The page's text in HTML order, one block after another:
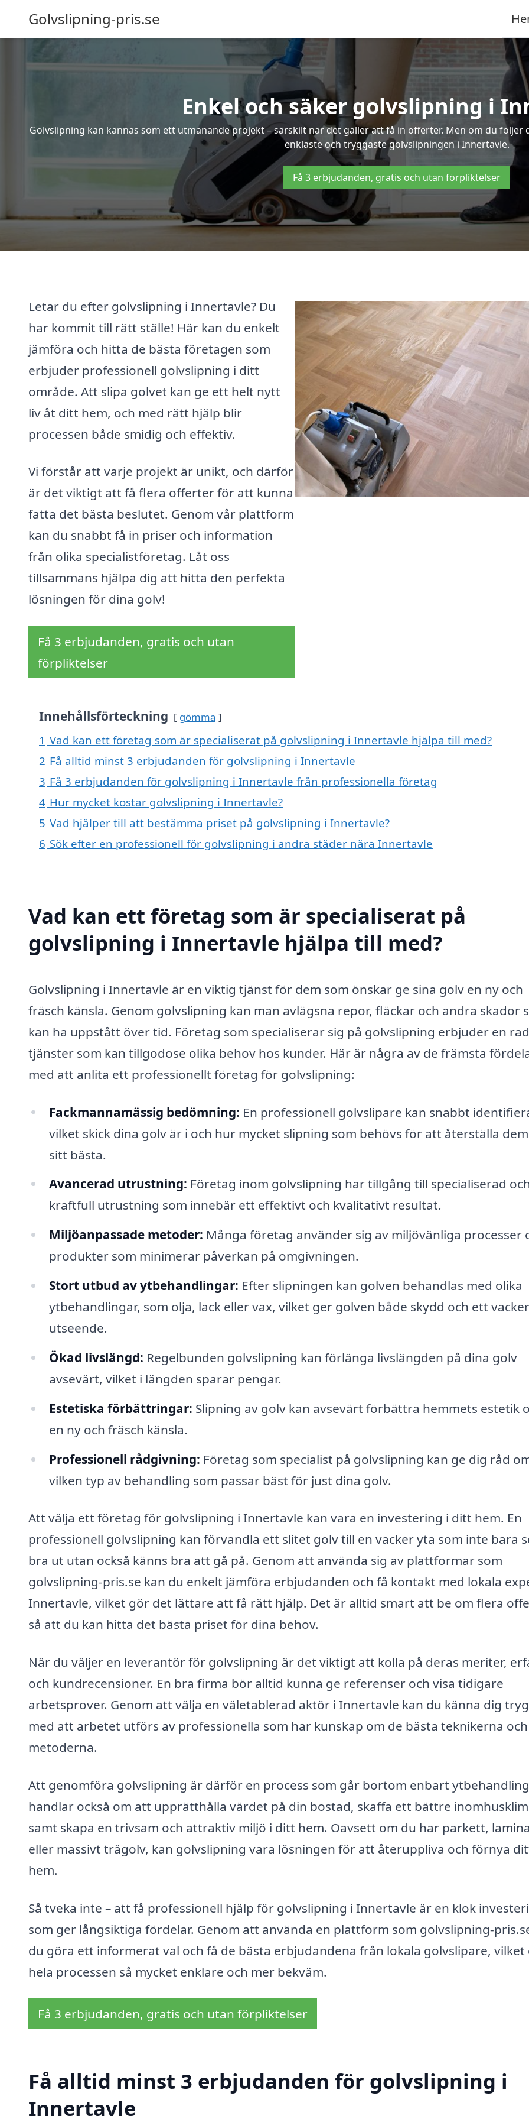
Golvslipning-pris.se
Enkel och säker golvslipning i
Golvslipning kan kännas som ett utmanande projekt – särskilt när det gäller att få in offerter. Men om du
enklaste och tryggaste golvslipningen i Innertavle.
Få 3 erbjudanden, gratis och utan förpliktelser
Letar du efter golvslipning i Innertavle? Du
har kommit till rätt ställe! Här kan du enkelt
jämföra och hitta de bästa företagen som
erbjuder professionell golvslipning i ditt
område. Att slipa golvet kan ge ett helt nytt
liv åt ditt hem, och med rätt hjälp blir
processen både smidig och effektiv.
Vi förstår att varje projekt är unikt, och därför
är det viktigt att få flera offerter för att kunna
fatta det bästa beslutet. Genom vår plattform
kan du snabbt få in priser och information
från olika specialistföretag. Låt oss
tillsammans hjälpa dig att hitta den perfekta
lösningen för dina golv!
Få 3 erbjudanden, gratis och utan
förpliktelser
Innehållsförteckning gömma
1 Vad kan ett företag som är specialiserat på golvslipning i Innertavle hjälpa till med?
2 Få alltid minst 3 erbjudanden för golvslipning i Innertavle
3 Få 3 erbjudanden för golvslipning i Innertavle från professionella företag
4 Hur mycket kostar golvslipning i Innertavle?
5 Vad hjälper till att bestämma priset på golvslipning i Innertavle?
6 Sök efter en professionell för golvslipning i andra städer nära Innertavle
Vad kan ett företag som är specialiserat på
golvslipning i Innertavle hjälpa till med?
Golvslipning i Innertavle är en viktig tjänst för dem som önskar ge sina golv en ny och
fräsch känsla. Genom golvslipning kan man avlägsna repor, fläckar och andra skador
kan ha uppstått över tid. Företag som specialiserar sig på golvslipning erbjuder en rad
tjänster som kan tillgodose olika behov hos kunder. Här är några av de främsta
med att anlita ett professionellt företag för golvslipning:
Fackmannamässig bedömning: En professionell golvslipare kan snabbt
vilket skick dina golv är i och hur mycket slipning som behövs för att återställa
sitt bästa.
Avancerad utrustning: Företag inom golvslipning har tillgång till specialiserad
kraftfull utrustning som innebär ett effektivt och kvalitativt resultat.
Miljöanpassade metoder: Många företag använder sig av miljövänliga processer
produkter som minimerar påverkan på omgivningen.
Stort utbud av ytbehandlingar: Efter slipningen kan golven behandlas med olika
ytbehandlingar, som olja, lack eller vax, vilket ger golven både skydd och ett
utseende.
Ökad livslängd: Regelbunden golvslipning kan förlänga livslängden på dina golv
avsevärt, vilket i längden sparar pengar.
Estetiska förbättringar: Slipning av golv kan avsevärt förbättra hemmets estetik
en ny och fräsch känsla.
Professionell rådgivning: Företag som specialist på golvslipning kan ge dig råd
vilken typ av behandling som passar bäst för just dina golv.
Att välja ett företag för golvslipning i Innertavle kan vara en investering i ditt hem. En
professionell golvslipning kan förvandla ett slitet golv till en vacker yta som inte bara
bra ut utan också känns bra att gå på. Genom att använda sig av plattformar som
golvslipning-pris.se kan du enkelt jämföra erbjudanden och få kontakt med lokala
Innertavle, vilket gör det lättare att få rätt hjälp. Det är alltid smart att be om flera
så att du kan hitta det bästa priset för dina behov.
När du väljer en leverantör för golvslipning är det viktigt att kolla på deras meriter,
och kundrecensioner. En bra firma bör alltid kunna ge referenser och visa tidigare
arbetsprover. Genom att välja en väletablerad aktör i Innertavle kan du känna dig
med att arbetet utförs av professionella som har kunskap om de bästa teknikerna och
metoderna.
Att genomföra golvslipning är därför en process som går bortom enbart
handlar också om att upprätthålla värdet på din bostad, skaffa ett bättre
samt skapa en trivsam och attraktiv miljö i ditt hem. Oavsett om du har parkett,
eller massivt trägolv, kan golvslipning vara lösningen för att återuppliva och förnya
hem.
Så tveka inte – att få professionell hjälp för golvslipning i Innertavle är en klok
som ger långsiktiga fördelar. Genom att använda en plattform som golvslipning-
du göra ett informerat val och få de bästa erbjudandena från lokala golvslipare, vilket
hela processen så mycket enklare och mer bekväm.
Få 3 erbjudanden, gratis och utan förpliktelser
Få alltid minst 3 erbjudanden för golvslipning i
Innertavle